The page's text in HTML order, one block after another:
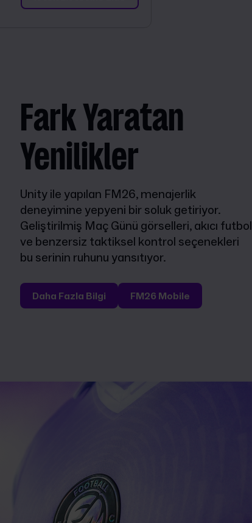
Fark Yaratan
Yenilikler
Unity ile yapılan FM26, menajerlik
deneyimine yepyeni bir soluk getiriyor.
Geliştirilmiş Maç Günü görselleri, akıcı futbol
ve benzersiz taktiksel kontrol seçenekleri
bu serinin ruhunu yansıtıyor.
Daha Fazla Bilgi FM26 Mobile